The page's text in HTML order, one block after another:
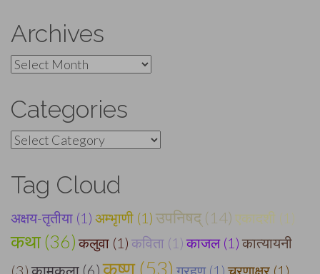
Archives
Archives
Categories
Categories
Tag Cloud
अक्षय-तृतीया (1) अम्भृाणी (1) उपनिषद् (14) एकादशी (1)
कथा (36) कलुवा (1) कविता (1) काजल (1) कात्यायनी
(3) कामकला (6) कृष्ण (53) ग्रहण (1) चरणाक्षर (1)